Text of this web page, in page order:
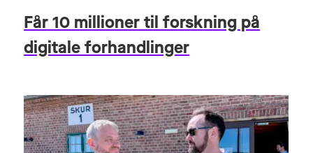
Får 10 millioner til forskning på
digitale forhandlinger